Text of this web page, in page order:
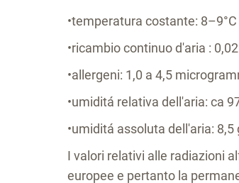
•temperatura costante: 8–9°C
•ricambio continuo d'aria :
•allergeni: 1,0 a 4,5
•umiditá relativa dell'aria: ca
•umiditá assoluta dell'aria: 8,5
I valori relativi alle radiazioni
europee e pertanto la